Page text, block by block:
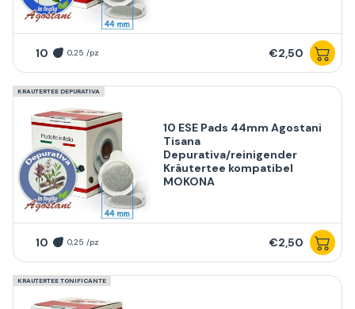
10 0,25 /pz €2,50
KRAUTERTEE DEPURATIVA
10 ESE Pads 44mm Agostani
Tisana
Depurativa/reinigender
Kräutertee kompatibel
MOKONA
10 0,25 /pz €2,50
KRAUTERTEE TONIFICANTE